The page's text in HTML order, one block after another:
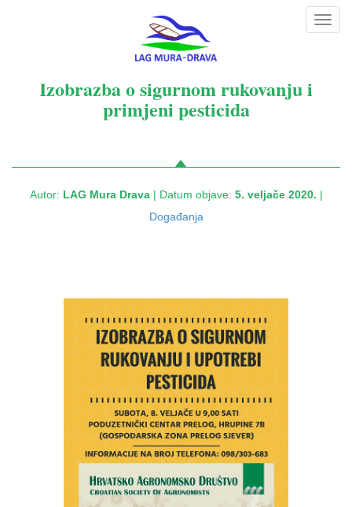
Izobrazba o sigurnom rukovanju i
primjeni pesticida
Autor: LAG Mura Drava| Datum objave: 5. veljače 2020. |
Događanja